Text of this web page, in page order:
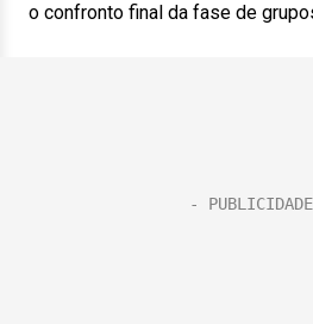
o confronto final da fase de